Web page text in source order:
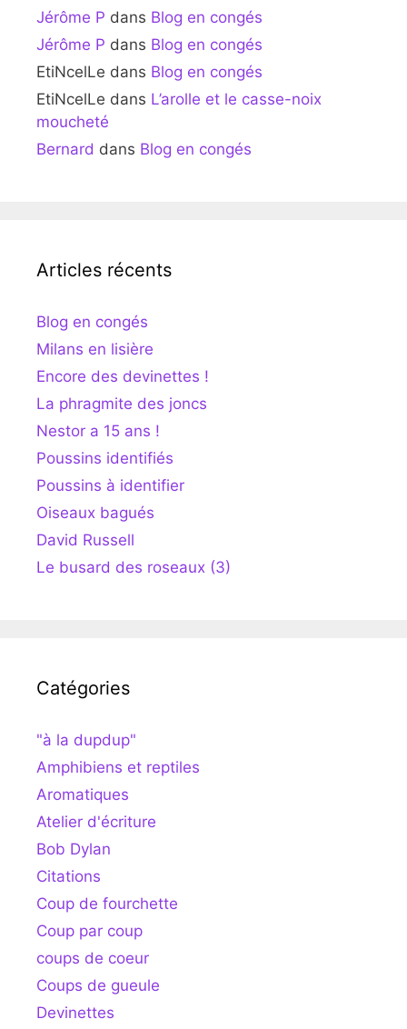
Jérôme P dans Blog en congés
Jérôme P dans Blog en congés
EtiNcelLe dans Blog en congés
EtiNcelLe dans L’arolle et le casse-noix
moucheté
Bernard dans Blog en congés
Articles récents
Blog en congés
Milans en lisière
Encore des devinettes !
La phragmite des joncs
Nestor a 15 ans !
Poussins identifiés
Poussins à identifier
Oiseaux bagués
David Russell
Le busard des roseaux (3)
Catégories
"à la dupdup"
Amphibiens et reptiles
Aromatiques
Atelier d'écriture
Bob Dylan
Citations
Coup de fourchette
Coup par coup
coups de coeur
Coups de gueule
Devinettes